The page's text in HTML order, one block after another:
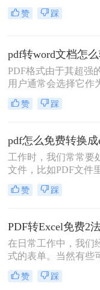
电子文件，这确实是
是同样带来了许多的
件。它是不可编辑的
比较好奇，怎么把
下面就由小编来为大
赞 踩
PDF格式由于其超强
用户通常会选择它作
件。然而，在一些特
会逐渐转化为缺点。
它们转换成Word来复
pdf转word文档怎么
个简单的操作方法。
赞 踩
工作时，我们常常要
文件，比如PDF文件
怎么把它提取到Excel
接pdf转换成excel？告
的朋友一起来学习吧
pdf怎么免费转换成
赞 踩
在日常工作中，我们
式的表单。当然有些
辑，但是编辑起来很
pdf的扫描版本，则不
赞 踩